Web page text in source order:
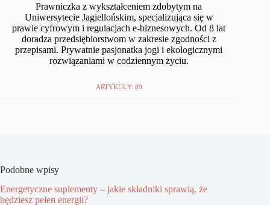
Prawniczka z wykształceniem zdobytym na
Uniwersytecie Jagiellońskim, specjalizująca się w
prawie cyfrowym i regulacjach e-biznesowych. Od 8 lat
doradza przedsiębiorstwom w zakresie zgodności z
przepisami. Prywatnie pasjonatka jogi i ekologicznymi
rozwiązaniami w codziennym życiu.
ARTYKUŁY: 89
Podobne wpisy
Energetyczne suplementy – jakie składniki sprawią, że
będziesz pełen energii?